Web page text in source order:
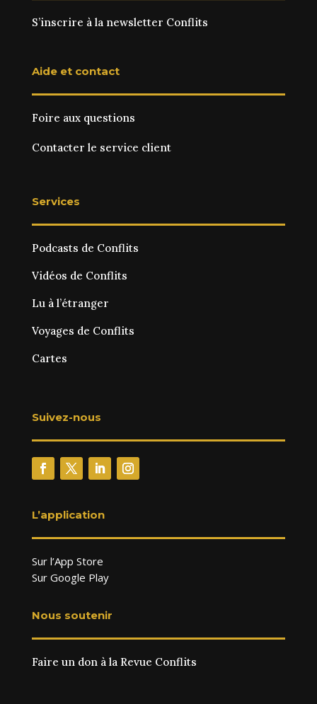
S’inscrire à la newsletter Conflits
Aide et contact
Foire aux questions
Contacter le service client
Services
Podcasts de Conflits
Vidéos de Conflits
Lu à l’étranger
Voyages de Conflits
Cartes
Suivez-nous
L’application
Sur l’App Store
Sur Google Play
Nous soutenir
Faire un don à la Revue Conflits